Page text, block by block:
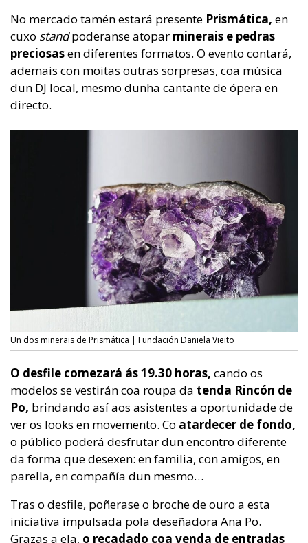
No mercado tamén estará presente Prismática, en
cuxo standpoderanse atopar minerais e pedras
preciosasen diferentes formatos. O evento contará,
ademais con moitas outras sorpresas, coa música
dun DJ local, mesmo dunha cantante de ópera en
directo.
Un dos minerais de Prismática | Fundación Daniela Vieito
O desfile comezará ás 19.30 horas, cando os
modelos se vestirán coa roupa da tenda Rincón de
Po, brindando así aos asistentes a oportunidade de
ver os looks en movemento. Co atardecer de fondo,
o público poderá desfrutar dun encontro diferente
da forma que desexen: en familia, con amigos, en
parella, en compañía dun mesmo…
Tras o desfile, poñerase o broche de ouro a esta
iniciativa impulsada pola deseñadora Ana Po.
Grazas a ela, o recadado coa venda de entradas